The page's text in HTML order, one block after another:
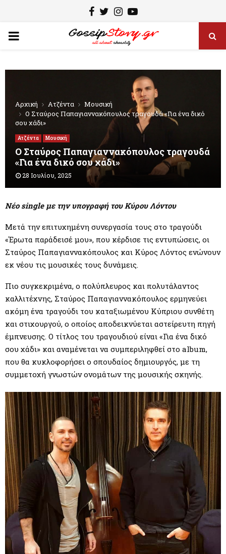
F
c
b
o
k
w
i
t
r
I
s
a
a
Y
u
b
e
P
M
A
R
Y
M
E
N
U
Αρχική Ατζέντα
Μουσική
Ο Σταύρος Παπαγιαννακόπουλος τραγουδά «Για ένα δικό
σου χάδι»
Ατζέντα Μουσική
Ο Σταύρος Παπαγιαννακόπουλος τραγουδά
«Για ένα δικό σου χάδι»
28 Ιουλίου, 2025
Νέο single με την υπογραφή του Κύρου Λόντου
Μετά την επιτυχημένη συνεργασία τους στο τραγούδι
«Έρωτα παράδεισέ μου», που κέρδισε τις εντυπώσεις, οι
Σταύρος Παπαγιαννακόπουλος και Κύρος Λόντος ενώνουν
εκ νέου τις μουσικές τους δυνάμεις.
Πιο συγκεκριμένα, ο πολύπλευρος και πολυτάλαντος
καλλιτέχνης, Σταύρος Παπαγιαννακόπουλος ερμηνεύει
ακόμη ένα τραγούδι του καταξιωμένου Κύπριου συνθέτη
και στιχουργού, ο οποίος αποδεικνύεται αστείρευτη πηγή
έμπνευσης. Ο τίτλος του τραγουδιού είναι «Για ένα δικό
σου χάδι» και αναμένεται να συμπεριληφθεί στο album,
που θα κυκλοφορήσει ο σπουδαίος δημιουργός, με τη
συμμετοχή γνωστών ονομάτων της μουσικής σκηνής.